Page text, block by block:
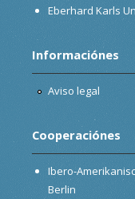
Eberhard Karls
Informaciónes
Aviso legal
Cooperaciónes
Ibero-
Berlin